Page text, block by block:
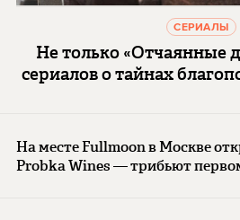
СЕРИАЛЫ
Не только «Отчаянные
сериалов о тайнах
На месте Fullmoon в Москве
Probka Wines — трибьют